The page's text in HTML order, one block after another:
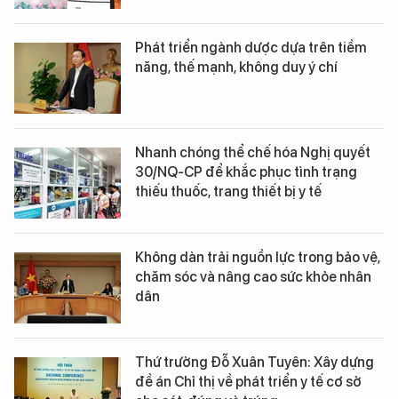
Phát triển ngành dược dựa trên tiềm
năng, thế mạnh, không duy ý chí
Nhanh chóng thể chế hóa Nghị quyết
30/NQ-CP để khắc phục tình trạng
thiếu thuốc, trang thiết bị y tế
Không dàn trải nguồn lực trong bảo vệ,
chăm sóc và nâng cao sức khỏe nhân
dân
Thứ trưởng Đỗ Xuân Tuyên: Xây dựng
đề án Chỉ thị về phát triển y tế cơ sở